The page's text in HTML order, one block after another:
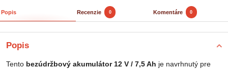
Popis Recenzie 0 Komentáre 0
Popis
Tento bezúdržbový akumulátor 12 V / 7,5 Ah je navrhnutý pre